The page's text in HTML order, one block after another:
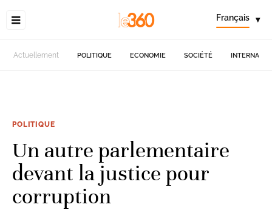
Français ▾
Actuellement POLITIQUE ECONOMIE SOCIÉTÉ
POLITIQUE
Un autre parlementaire
devant la justice pour
corruption